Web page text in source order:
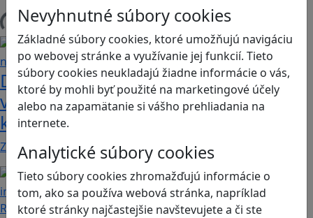
Nevyhnutné súbory cookies
Základné súbory cookies, ktoré umožňujú navigáciu
po webovej stránke a využívanie jej funkcií. Tieto
súbory cookies neukladajú žiadne informácie o vás,
ktoré by mohli byť použité na marketingové účely
alebo na zapamätanie si vášho prehliadania na
internete.
Analytické súbory cookies
Tieto súbory cookies zhromažďujú informácie o
tom, ako sa používa webová stránka, napríklad
ktoré stránky najčastejšie navštevujete a či ste
Načítam blogy
Dobrodružstvá Mimi a Lízy vo
videohre? Dvojica neoddeliteľných
kamarátok už aj ako herné postavy
Značku Mimi a Líza by sme mohli označiť priam za…
Recenzie